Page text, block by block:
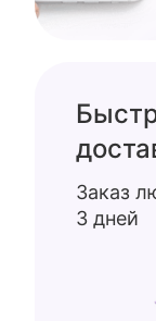
Заказ
3 дней